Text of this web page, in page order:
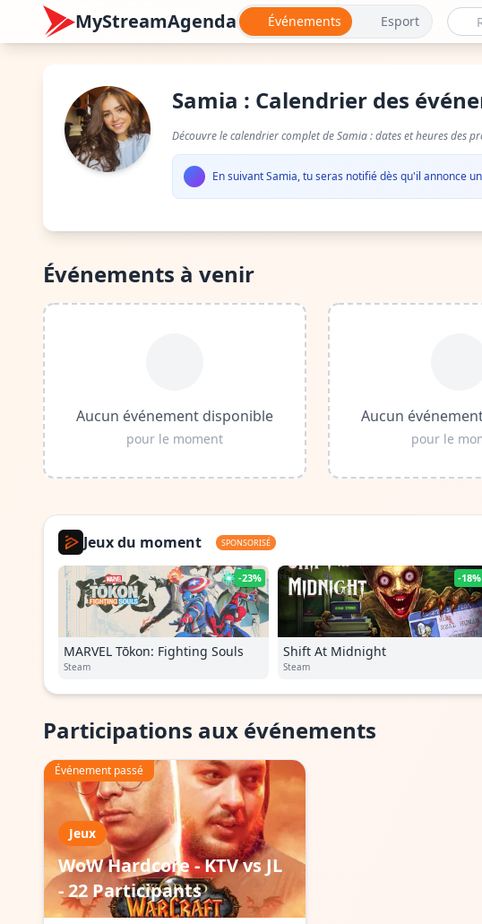
MyStreamAgenda Événements Esport
Samia : Calendrier des
Découvre le calendrier complet de Samia : dates et heures des
En suivant Samia, tu seras notifié dès qu'il annonce
Événements à venir
Aucun événement disponible
pour le moment
Aucun
pour le
Jeux du moment SPONSORISÉ
-23%
MARVEL Tōkon: Fighting Souls
Steam
-18%
Shift At Midnight
Steam
Participations aux événements
Jeux
WoW Hardcore - KTV vs JL
- 22 Participants
Événement passé